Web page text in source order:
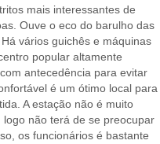
mais interessantes de
Ouve o eco do barulho das
vários guichês e máquinas
popular altamente
antecedência para evitar
é um ótimo local para
A estação não é muito
não terá de se preocupar
os funcionários é bastante